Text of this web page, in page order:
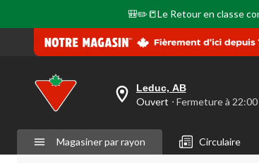
🎒✏️📒Le Retour en classe
votre
est
Leduc,
AB,
Leduc, AB
Ouvert ⋅ Fermeture à 22:00
Magasiner par rayon Circulaire